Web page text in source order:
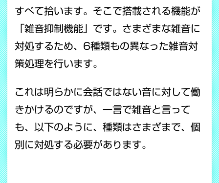
すべて拾います。そこで搭載される機能が
「雑音抑制機能」です。さまざまな雑音に
対処するため、6種類もの異なった雑音対
策処理を行います。
これは明らかに会話ではない音に対して働
きかけるのですが、一言で雑音と言って
も、以下のように、種類はさまざまで、個
別に対処する必要があります。